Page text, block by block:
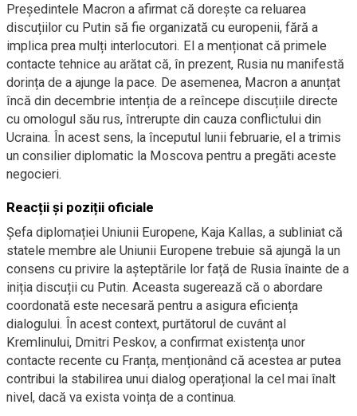
Președintele Macron a afirmat că dorește ca reluarea
discuțiilor cu Putin să fie organizată cu europenii, fără a
implica prea mulți interlocutori. El a menționat că primele
contacte tehnice au arătat că, în prezent, Rusia nu manifestă
dorința de a ajunge la pace. De asemenea, Macron a anunțat
încă din decembrie intenția de a reîncepe discuțiile directe
cu omologul său rus, întrerupte din cauza conflictului din
Ucraina. În acest sens, la începutul lunii februarie, el a trimis
un consilier diplomatic la Moscova pentru a pregăti aceste
negocieri.
Reacții și poziții oficiale
Șefa diplomației Uniunii Europene, Kaja Kallas, a subliniat că
statele membre ale Uniunii Europene trebuie să ajungă la un
consens cu privire la așteptările lor față de Rusia înainte de a
iniția discuții cu Putin. Aceasta sugerează că o abordare
coordonată este necesară pentru a asigura eficiența
dialogului. În acest context, purtătorul de cuvânt al
Kremlinului, Dmitri Peskov, a confirmat existența unor
contacte recente cu Franța, menționând că acestea ar putea
contribui la stabilirea unui dialog operațional la cel mai înalt
nivel, dacă va exista voința de a continua.